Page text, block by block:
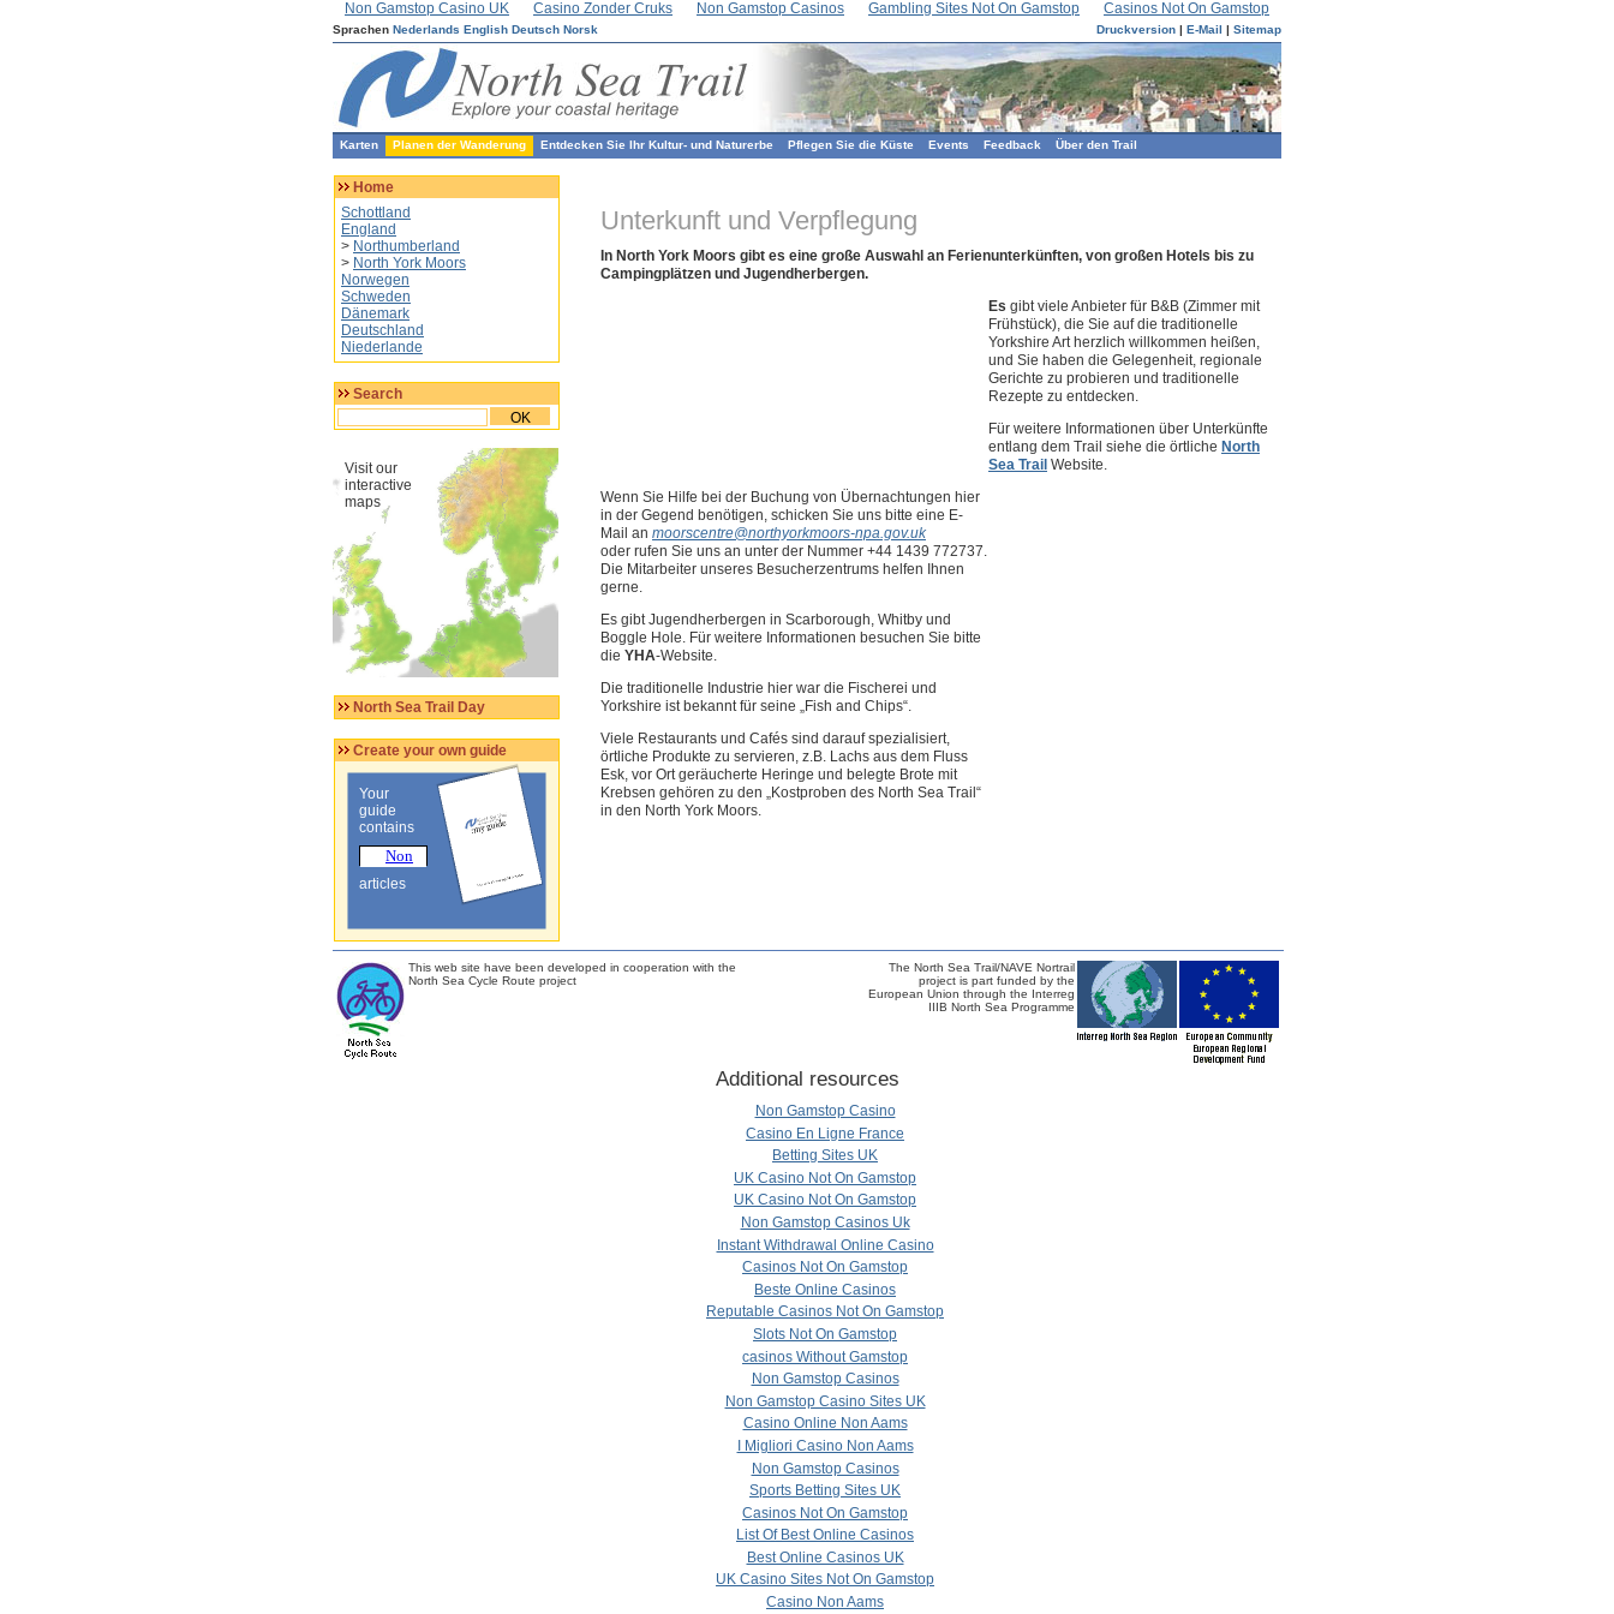
Non Gamstop Casino UK Casino Zonder Cruks Non Gamstop Casinos Gambling Sites Not On Gamstop Casinos Not On Gamstop
Sprachen Nederlands English Deutsch Norsk Druckversion | E-Mail | Sitemap
Karten Planen der Wanderung Entdecken Sie Ihr Kultur- und Naturerbe Pflegen Sie die Küste Events Feedback Über den Trail
Home
Schottland
England
> Northumberland
> North York Moors
Norwegen
Schweden
Dänemark
Deutschland
Niederlande
Search
OK
Visit our
interactive
maps
North Sea Trail Day
Create your own guide
Your
guide
contains
articles
Unterkunft und Verpflegung
In North York Moors gibt es eine große Auswahl an Ferienunterkünften, von großen Hotels bis zu
Campingplätzen und Jugendherbergen.
Es gibt viele Anbieter für B&B (Zimmer mit
Frühstück), die Sie auf die traditionelle
Yorkshire Art herzlich willkommen heißen,
und Sie haben die Gelegenheit, regionale
Gerichte zu probieren und traditionelle
Rezepte zu entdecken.
Für weitere Informationen über Unterkünfte
entlang dem Trail siehe die örtliche North
Sea Trail Website.
Wenn Sie Hilfe bei der Buchung von Übernachtungen hier
in der Gegend benötigen, schicken Sie uns bitte eine E-
Mail an moorscentre@northyorkmoors-npa.gov.uk
oder rufen Sie uns an unter der Nummer +44 1439 772737.
Die Mitarbeiter unseres Besucherzentrums helfen Ihnen
gerne.
Es gibt Jugendherbergen in Scarborough, Whitby und
Boggle Hole. Für weitere Informationen besuchen Sie bitte
die YHA-Website.
Die traditionelle Industrie hier war die Fischerei und
Yorkshire ist bekannt für seine „Fish and Chips“.
Viele Restaurants und Cafés sind darauf spezialisiert,
örtliche Produkte zu servieren, z.B. Lachs aus dem Fluss
Esk, vor Ort geräucherte Heringe und belegte Brote mit
Krebsen gehören zu den „Kostproben des North Sea Trail“
in den North York Moors.
This web site have been developed in cooperation with the
North Sea Cycle Route project
The North Sea Trail/NAVE Nortrail
project is part funded by the
European Union through the Interreg
IIIB North Sea Programme
Additional resources
Non Gamstop Casino
Casino En Ligne France
Betting Sites UK
UK Casino Not On Gamstop
UK Casino Not On Gamstop
Non Gamstop Casinos Uk
Instant Withdrawal Online Casino
Casinos Not On Gamstop
Beste Online Casinos
Reputable Casinos Not On Gamstop
Slots Not On Gamstop
сasinos Without Gamstop
Non Gamstop Casinos
Non Gamstop Casino Sites UK
Casino Online Non Aams
I Migliori Casino Non Aams
Non Gamstop Casinos
Sports Betting Sites UK
Casinos Not On Gamstop
List Of Best Online Casinos
Best Online Casinos UK
UK Casino Sites Not On Gamstop
Casino Non Aams